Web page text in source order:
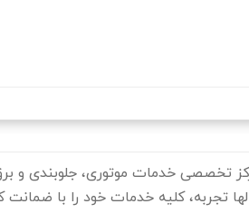
تخصصی خدمات موتوری، جلوبندی و
تجربه، کلیه خدمات خود را با